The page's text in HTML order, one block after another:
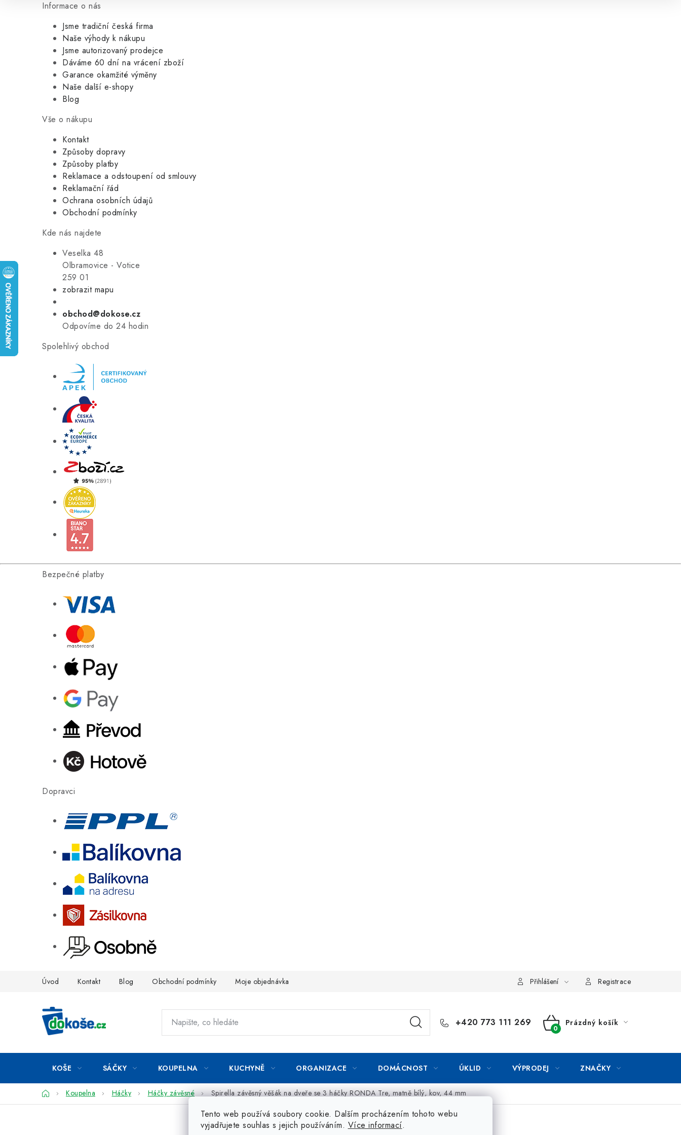
Informace o nás
Jsme tradiční česká firma
Naše výhody k nákupu
Jsme autorizovaný prodejce
Dáváme 60 dní na vrácení zboží
Garance okamžité výměny
Naše další e-shopy
Blog
Vše o nákupu
Kontakt
Způsoby dopravy
Způsoby platby
Reklamace a odstoupení od smlouvy
Reklamační řád
Ochrana osobních údajů
Obchodní podmínky
Kde nás najdete
Veselka 48
Olbramovice - Votice
259 01
zobrazit mapu
obchod@dokose.cz
Odpovíme do 24 hodin
Spolehlivý obchod
Bezpečné platby
Dopravci
Tento web používá soubory cookie. Dalším procházením tohoto webu
vyjadřujete souhlas s jejich používáním. Více informací.
Úvod Kontakt Blog Obchodní podmínky Moje objednávka Přihlášení Registrace
+420 773 111 269
NÁKUPNÍ
Prázdný košík
KOŠE SÁČKY KOUPELNA KUCHYNĚ ORGANIZACE DOMÁCNOST ÚKLID VÝPRODEJ ZNAČKY
DomůKoupelna Háčky Háčky závěsné Spirella závěsný věšák na dveře se 3 háčky RONDA Tre, matně bílý, kov, 44 mm